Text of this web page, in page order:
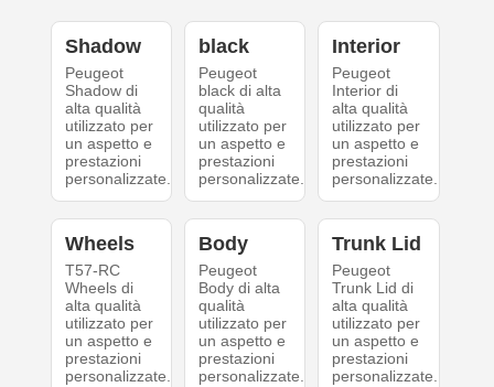
Shadow
Peugeot
Shadow di
alta qualità
utilizzato per
un aspetto e
prestazioni
personalizzate.
black
Peugeot
black di alta
qualità
utilizzato per
un aspetto e
prestazioni
personalizzate.
Interior
Peugeot
Interior di
alta qualità
utilizzato per
un aspetto e
prestazioni
personalizzate.
Wheels
T57-RC
Wheels di
alta qualità
utilizzato per
un aspetto e
prestazioni
personalizzate.
Body
Peugeot
Body di alta
qualità
utilizzato per
un aspetto e
prestazioni
personalizzate.
Trunk Lid
Peugeot
Trunk Lid di
alta qualità
utilizzato per
un aspetto e
prestazioni
personalizzate.